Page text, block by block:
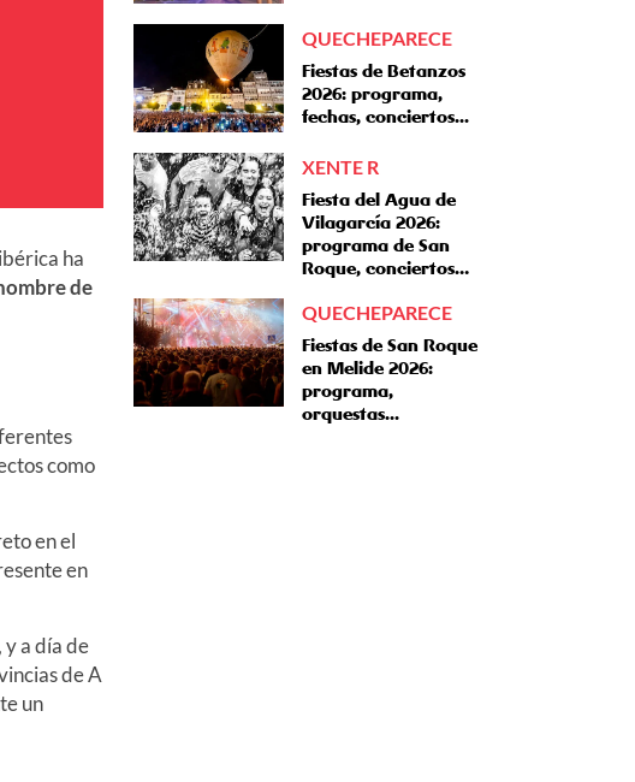
ha
de
como
en el
en
a día de
de A
un
QUECHEPARECE
Fiestas de Betanzos
2026: programa,
fechas, conciertos...
XENTE R
Fiesta del Agua de
Vilagarcía 2026:
programa de San
Roque, conciertos…
QUECHEPARECE
Fiestas de San Roque
en Melide 2026:
programa,
orquestas...